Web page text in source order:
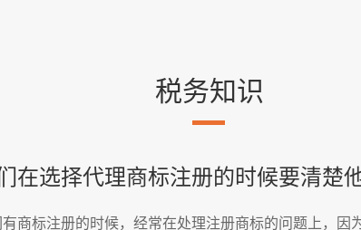
税务知识
在选择代理商标注册的时候要清楚
商标注册的时候，经常在处理注册商标的问题上，